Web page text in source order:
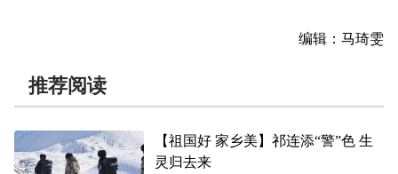
编辑：马琦雯
推荐阅读
【祖国好 家乡美】祁连添“警”色 生
灵归去来